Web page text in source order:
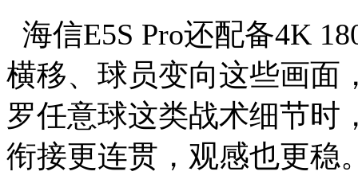
海信E5S Pro还配备4K
横移、球员变向这些画面
罗任意球这类战术细节时
衔接更连贯，观感也更稳